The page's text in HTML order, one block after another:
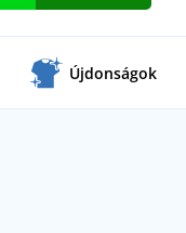
Újdonságok